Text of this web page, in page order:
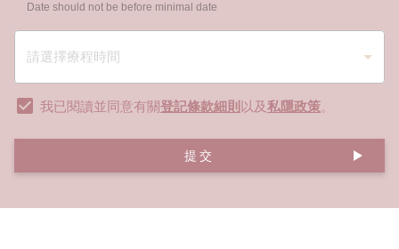
Date should not be before minimal date
我已閱讀並同意有關登記條款細則 以及私隱政策。
提交